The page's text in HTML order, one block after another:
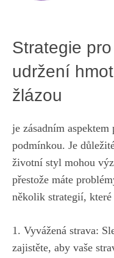
Strategie
udržení
žlázou
je zásadním
podmínkou.⁤ Je
životní styl mohou
přestože máte
několik​ strategií,
1. Vyvážená⁢ strava:
zajistěte, aby vaše